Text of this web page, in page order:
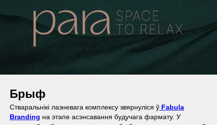
Брыф
Стваральнікі лазневага комплексу звярнуліся ў Fabula
Branding на этапе асэнсавання будучага фармату. У